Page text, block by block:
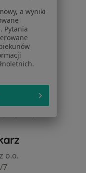
- Strona główna
o.o.
7
a wyniki
Pytania